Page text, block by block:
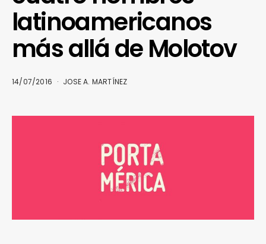
latinoamericanos
más allá de Molotov
14/07/2016 JOSE A. MARTÍNEZ